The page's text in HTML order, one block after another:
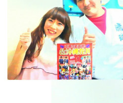
カワコレ
Contact